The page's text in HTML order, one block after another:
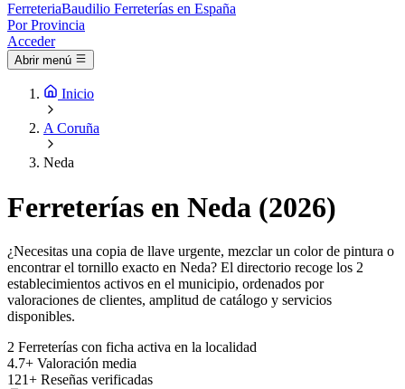
FerreteriaBaudilio Ferreterías en España
Por Provincia
Acceder
Abrir menú
Inicio
A Coruña
Neda
Ferreterías en Neda (2026)
¿Necesitas una copia de llave urgente, mezclar un color de pintura o
encontrar el tornillo exacto en Neda? El directorio recoge los 2
establecimientos activos en el municipio, ordenados por
valoraciones de clientes, amplitud de catálogo y servicios
disponibles.
2 Ferreterías con ficha activa en la localidad
4.7+ Valoración media
121+ Reseñas verificadas